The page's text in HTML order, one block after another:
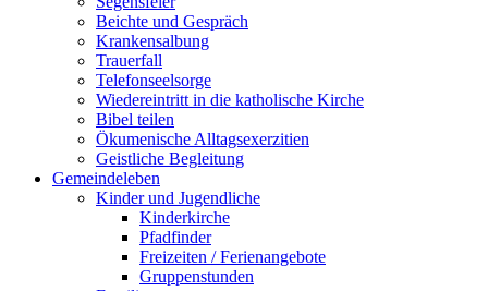
Beichte und Gespräch
Krankensalbung
Trauerfall
Telefonseelsorge
Wiedereintritt in die katholische Kirche
Bibel teilen
Ökumenische Alltagsexerzitien
Geistliche Begleitung
Gemeindeleben
Kinder und Jugendliche
Kinderkirche
Pfadfinder
Freizeiten / Ferienangebote
Gruppenstunden